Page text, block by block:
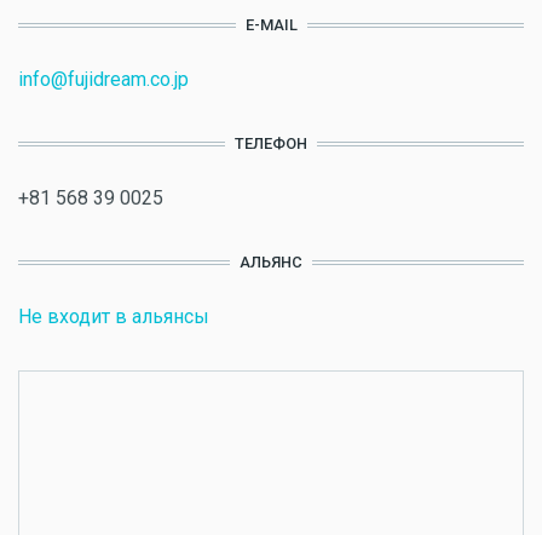
E-MAIL
info@fujidream.co.jp
ТЕЛЕФОН
+81 568 39 0025
АЛЬЯНС
Не входит в альянсы